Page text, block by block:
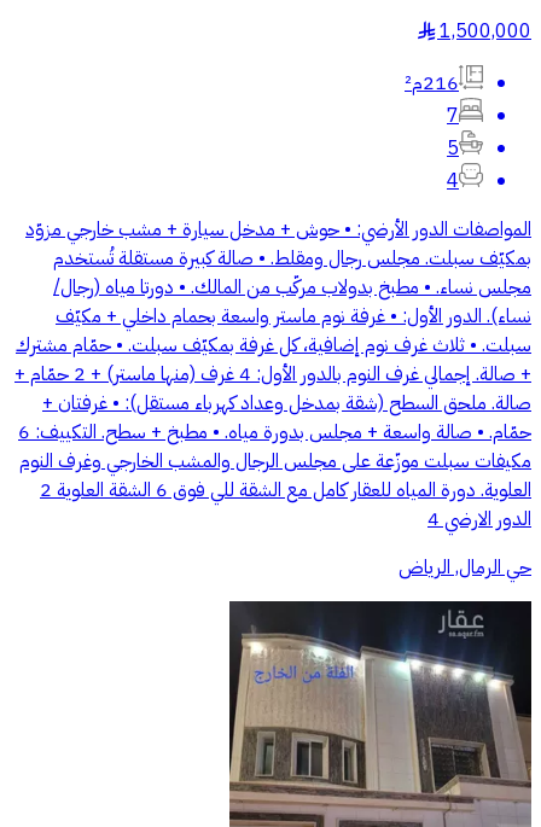
1,500,000
§
216م²
7
5
4
المواصفات الدور الأرضي: • حوش + مدخل سيارة + مشب خارجي مزوّد
بمكيّف سبلت. مجلس رجال ومقلط. • صالة كبيرة مستقلة تُستخدم
مجلس نساء. • مطبخ بدولاب مركّب من المالك. • دورتا مياه (رجال/
نساء). الدور الأول: • غرفة نوم ماستر واسعة بحمام داخلي + مكيّف
سبلت. • ثلاث غرف نوم إضافية، كل غرفة بمكيّف سبلت. • حمّام مشترك
+ صالة. إجمالي غرف النوم بالدور الأول: 4 غرف (منها ماستر) + 2 حمّام +
صالة. ملحق السطح (شقة بمدخل وعداد كهرباء مستقل): • غرفتان +
حمّام. • صالة واسعة + مجلس بدورة مياه. • مطبخ + سطح. التكييف: 6
مكيفات سبلت موزّعة على مجلس الرجال والمشب الخارجي وغرف النوم
العلوية. دورة المياه للعقار كامل مع الشقة للي فوق 6 الشقة العلوية 2
الدور الارضي 4
حي الرمال, الرياض